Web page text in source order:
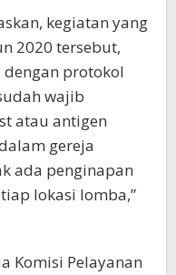
kegiatan yang
2020 tersebut,
protokol
wajib
atau antigen
gereja
ada penginapan
lokasi lomba,”
Komisi Pelayanan